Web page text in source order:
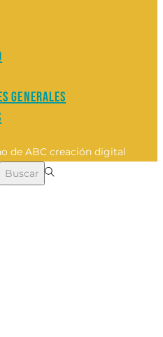
generales
de ABC creación digital
Buscar